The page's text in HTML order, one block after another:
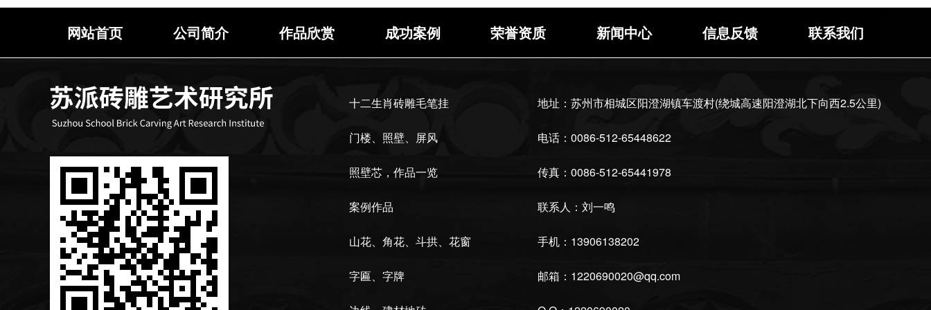
网站首页 公司简介 作品欣赏 成功案例 荣誉资质 新闻中心 信息反馈 联系我们
十二生肖砖雕毛笔挂
门楼、照壁、屏风
照壁芯，作品一览
案例作品
山花、角花、斗拱、花窗
字匾、字牌
地址：苏州市相城区阳澄湖镇车渡村(绕城高速阳澄湖北下向西2.5公里)
电话：0086-512-65448622
传真：0086-512-65441978
联系人：刘一鸣
手机：13906138202
邮箱：1220690020@qq.com